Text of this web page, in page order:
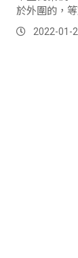
於外圍的，
2022-01-